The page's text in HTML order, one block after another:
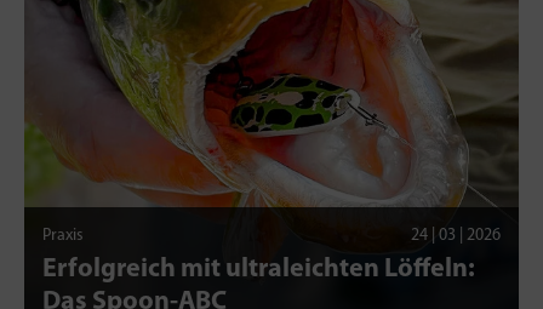
Praxis 24 | 03 | 2026
Erfolgreich mit ultraleichten Löffeln:
Das Spoon-ABC